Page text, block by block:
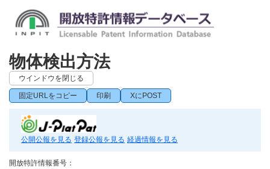
物体検出方法
ウインドウを閉じる
固定URLをコピー 印刷 XにPOST
公開公報を見る 登録公報を見る 経過情報を見る
開放特許情報番号：